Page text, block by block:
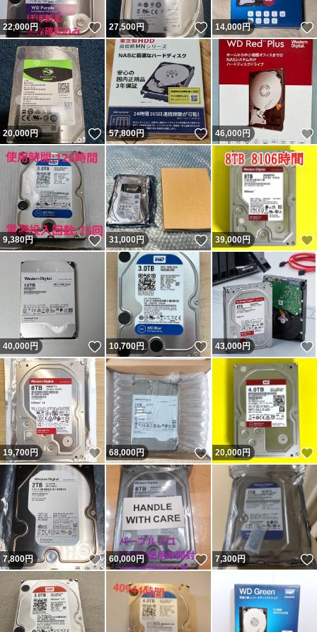
22,000円 いいね！
27,500円 いいね！
14,000円
20,000円 いいね！
57,800円 いいね！
46,000円
9,380円 いいね！
31,000円 いいね！
39,000円
40,000円 いいね！
10,700円 いいね！
43,000円
19,700円 いいね！
68,000円 いいね！
20,000円
7,800円 いいね！
60,000円 いいね！
7,300円